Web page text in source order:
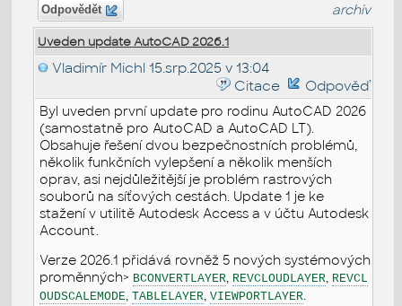
Odpovědět archiv
Uveden update AutoCAD 2026.1
Vladimír Michl 15.srp.2025 v 13:04
Citace
Odpověď
Byl uveden první update pro rodinu AutoCAD 2026
(samostatně pro AutoCAD a AutoCAD LT).
Obsahuje řešení dvou bezpečnostních problémů,
několik funkčních vylepšení a několik menších
oprav, asi nejdůležitější je problém rastrových
souborů na síťových cestách. Update 1 je ke
stažení v utilitě Autodesk Access a v účtu Autodesk
Account.
Verze 2026.1 přidává rovněž 5 nových systémových
proměnných> BCONVERTLAYER, REVCLOUDLAYER, REVCL
OUDSCALEMODE,TABLELAYER,VIEWPORTLAYER.